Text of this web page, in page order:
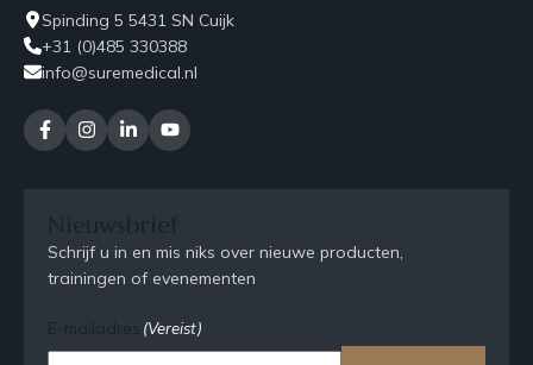
Spinding 5 5431 SN Cuijk
+31 (0)485 330388
info@suremedical.nl
Schrijf u in en mis niks over nieuwe producten,
trainingen of evenementen
(Vereist)